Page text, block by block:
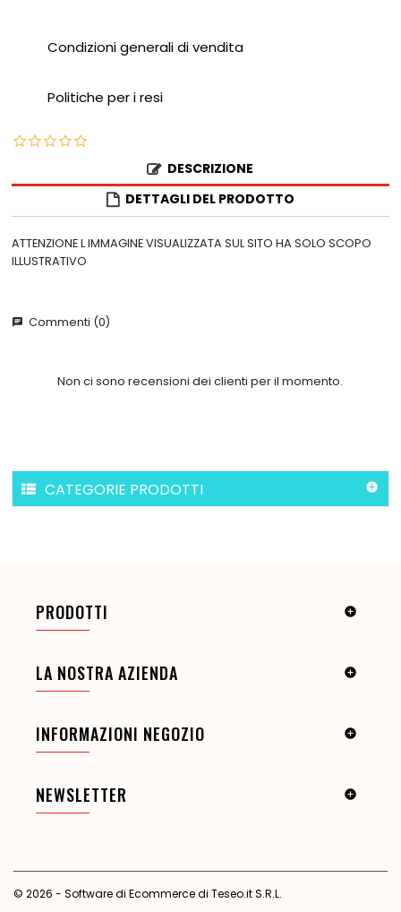
Condizioni generali di vendita
Politiche per i resi
DESCRIZIONE
DETTAGLI DEL PRODOTTO
ATTENZIONE L IMMAGINE VISUALIZZATA SUL SITO HA SOLO SCOPO
ILLUSTRATIVO
chat Commenti (0)
Non ci sono recensioni dei clienti per il momento.
CATEGORIE PRODOTTI 
PRODOTTI 
LA NOSTRA AZIENDA 
INFORMAZIONI NEGOZIO 
NEWSLETTER 
© 2026 - Software di Ecommerce di Teseo.it S.R.L.